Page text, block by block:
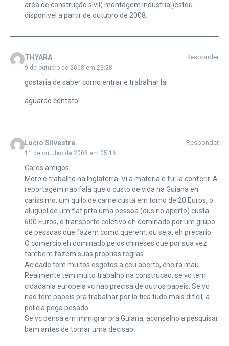
aréa de construção sívil( montagem industrial)estou
disponivel a partir de outubro de 2008.
THYARA
9 de outubro de 2008 em 23:28
Responder
gostaria de saber como entrar e trabalhar la.
aguardo contato!
Lucio Silvestre
11 de outubro de 2008 em 05:16
Responder
Caros amigos
Moro e trabalho na Inglaterra. Vi a materia e fui la conferir. A
reportagem nao fala que o custo de vida na Guiana eh
carissimo: um quilo de carne custa em torno de 20 Euros, o
aluguel de um flat prta uma pessoa (dus no aperto) custa
600 Euros, o transporte coletivo eh dominado por um grupo
de pessoas que fazem como querem, ou seja, eh precario.
O comercio eh dominado pelos chineses que por sua vez
tambem fazem suas proprias regras.
Acidade tem muitos esgotos a ceu aberto, cheira mau.
Realmente tem muito trabalho na construcao, se vc tem
cidadania europeia vc nao precisa de outros papeis. Se vc
nao tem papeis pra trabalhar por la fica tudo mais dificil, a
policia pega pesado.
Se vc pensa em immigrar pra Guiana, aconselho a pesquisar
bem antes de tomar uma decisao.